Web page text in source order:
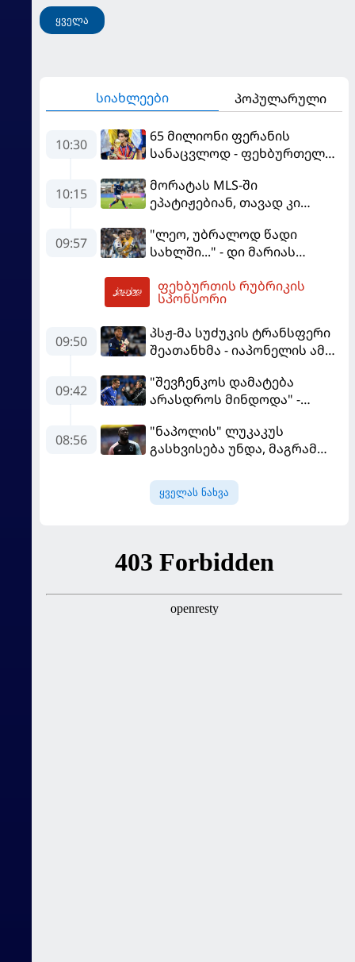
ყველა
სიახლეები პოპულარული
10:30
65 მილიონი ფერანის
სანაცვლოდ - ფეხბურთელს
სოლიდური თანხის მიღებას
გეგმავს
10:15
მორატას MLS-ში
ეპატიჟებიან, თავად კი
გადაწყვეტილებას ელის
09:57
"ლეო, უბრალოდ წადი
სახლში..." - დი მარიას
ფეხბურთის რუბრიკის
სპონსორი
09:50
პსჟ-მა სუძუკის ტრანსფერი
შეათანხმა - იაპონელის ამ
შევალიეს
გადაწყვეტილებაზე გადის
09:42
"შევჩენკოს დამატება
არასდროს მინდოდა" -
ტრანსფერი გაიხსენა
08:56
"ნაპოლის" ლუკაკუს
გასხვისება უნდა, მაგრამ
უთანხმდება
ყველას ნახვა